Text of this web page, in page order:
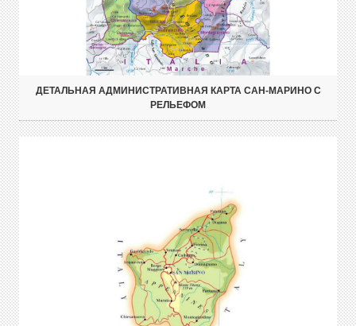
ДЕТАЛЬНАЯ АДМИНИСТРАТИВНАЯ КАРТА САН-МАРИНО С
РЕЛЬЕФОМ